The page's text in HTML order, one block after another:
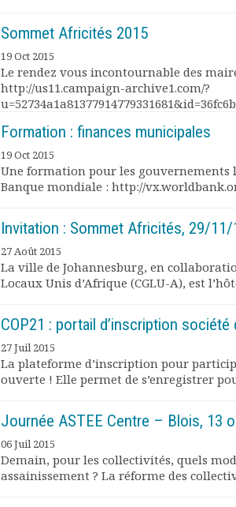
Sommet Africités 2015
19 Oct 2015
Le rendez vous incontournable des
http://us11.campaign-archive1.com/?
Formation : finances municipales
19 Oct 2015
Une formation pour les
Banque mondiale : http://
Invitation : Sommet Africités, 29/
27 Août 2015
La ville de Johannesburg, en
Locaux Unis d’Afrique (CGLU-A), est
COP21 : portail d’inscription société
27 Juil 2015
La plateforme d’inscription pour
ouverte ! Elle permet de s’enregistrer
Journée ASTEE Centre – Blois, 13
06 Juil 2015
Demain, pour les collectivités, quels
assainissement ? La réforme des